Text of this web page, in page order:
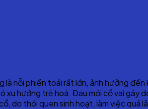
quay cổ hoặc quay đầu. Việc đau
nỗi phiền toái rất lớn, ảnh hưởng
hướng trẻ hoá. Đau mỏi cổ vai gáy
do thói quen sinh hoạt, làm việc quá